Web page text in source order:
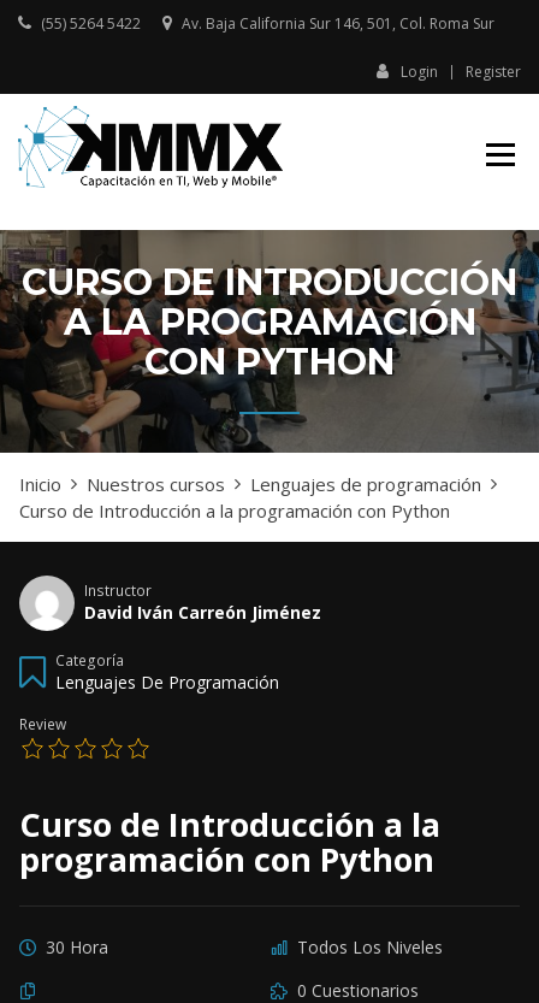
Skip
(55) 5264 5422 Av. Baja California Sur 146, 501, Col. Roma Sur​
Login Register
CAPACITACIÓN
CURSO DE INTRODUCCIÓN
A LA PROGRAMACIÓN
CON PYTHON
Inicio Nuestros cursos
Lenguajes de programación
Curso de Introducción a la programación con Python
Instructor
David Iván Carreón Jiménez
Categoría
Lenguajes De Programación
Review
Curso de Introducción a la
programación con Python
30 Hora
Todos Los Niveles
0 Cuestionarios